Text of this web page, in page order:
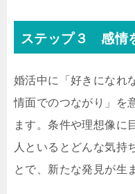
ステップ３ 感情
婚活中に「好きになれ
情面でのつながり」を
ます。条件や理想像に
人といるとどんな気持
とで、新たな発見が生